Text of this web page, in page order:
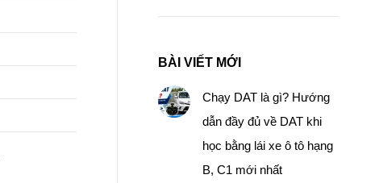
BÀI VIẾT MỚI
Chạy DAT là gì? Hướng
dẫn đầy đủ về DAT khi
học bằng lái xe ô tô hạng
B, C1 mới nhất